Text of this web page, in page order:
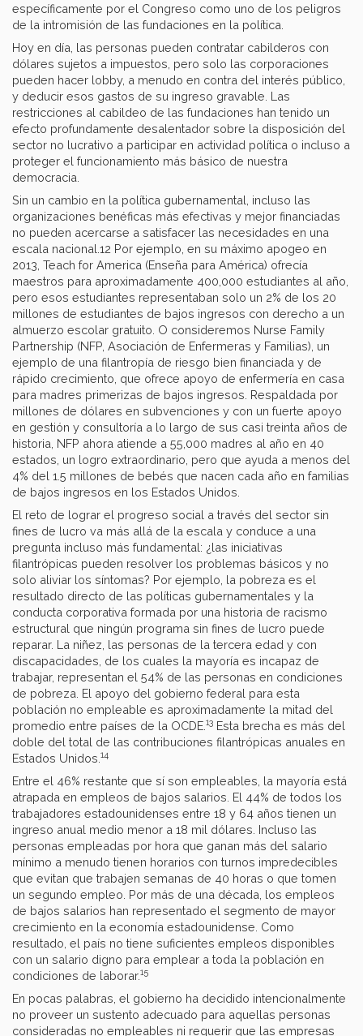
específicamente por el Congreso como uno de los peligros
de la intromisión de las fundaciones en la política.
Hoy en día, las personas pueden contratar cabilderos con
dólares sujetos a impuestos, pero solo las corporaciones
pueden hacer lobby, a menudo en contra del interés público,
y deducir esos gastos de su ingreso gravable. Las
restricciones al cabildeo de las fundaciones han tenido un
efecto profundamente desalentador sobre la disposición del
sector no lucrativo a participar en actividad política o incluso a
proteger el funcionamiento más básico de nuestra
democracia.
Sin un cambio en la política gubernamental, incluso las
organizaciones benéficas más efectivas y mejor financiadas
no pueden acercarse a satisfacer las necesidades en una
escala nacional.12 Por ejemplo, en su máximo apogeo en
2013, Teach for America (Enseña para América) ofrecía
maestros para aproximadamente 400,000 estudiantes al año,
pero esos estudiantes representaban solo un 2% de los 20
millones de estudiantes de bajos ingresos con derecho a un
almuerzo escolar gratuito. O consideremos Nurse Family
Partnership (NFP, Asociación de Enfermeras y Familias), un
ejemplo de una filantropía de riesgo bien financiada y de
rápido crecimiento, que ofrece apoyo de enfermería en casa
para madres primerizas de bajos ingresos. Respaldada por
millones de dólares en subvenciones y con un fuerte apoyo
en gestión y consultoría a lo largo de sus casi treinta años de
historia, NFP ahora atiende a 55,000 madres al año en 40
estados, un logro extraordinario, pero que ayuda a menos del
4% del 1.5 millones de bebés que nacen cada año en familias
de bajos ingresos en los Estados Unidos.
El reto de lograr el progreso social a través del sector sin
fines de lucro va más allá de la escala y conduce a una
pregunta incluso más fundamental: ¿las iniciativas
filantrópicas pueden resolver los problemas básicos y no
solo aliviar los síntomas? Por ejemplo, la pobreza es el
resultado directo de las políticas gubernamentales y la
conducta corporativa formada por una historia de racismo
estructural que ningún programa sin fines de lucro puede
reparar. La niñez, las personas de la tercera edad y con
discapacidades, de los cuales la mayoría es incapaz de
trabajar, representan el 54% de las personas en condiciones
de pobreza. El apoyo del gobierno federal para esta
población no empleable es aproximadamente la mitad del
promedio entre países de la OCDE. 13 Esta brecha es más del
doble del total de las contribuciones filantrópicas anuales en
Estados Unidos. 14
Entre el 46% restante que sí son empleables, la mayoría está
atrapada en empleos de bajos salarios. El 44% de todos los
trabajadores estadounidenses entre 18 y 64 años tienen un
ingreso anual medio menor a 18 mil dólares. Incluso las
personas empleadas por hora que ganan más del salario
mínimo a menudo tienen horarios con turnos impredecibles
que evitan que trabajen semanas de 40 horas o que tomen
un segundo empleo. Por más de una década, los empleos
de bajos salarios han representado el segmento de mayor
crecimiento en la economía estadounidense. Como
resultado, el país no tiene suficientes empleos disponibles
con un salario digno para emplear a toda la población en
condiciones de laborar.15
En pocas palabras, el gobierno ha decidido intencionalmente
no proveer un sustento adecuado para aquellas personas
consideradas no empleables ni requerir que las empresas